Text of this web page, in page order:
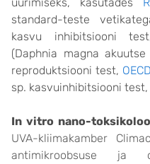
standard-teste
kasvu inhibitsiooni
(Daphnia magna
reproduktsiooni test,
sp. kasvuinhibitsiooni test,
In vitro nano-
UVA-kliimakamber
antimikroobsuse ja